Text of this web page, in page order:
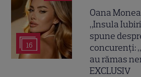
16
Oana
„Insula
spune
concurenți:
au rămas
EXCLUSIV